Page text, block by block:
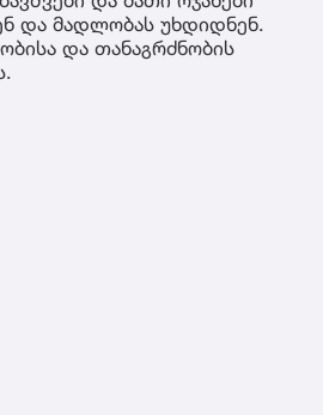
და მადლობას უხდიდნენ.
და თანაგრძნობის